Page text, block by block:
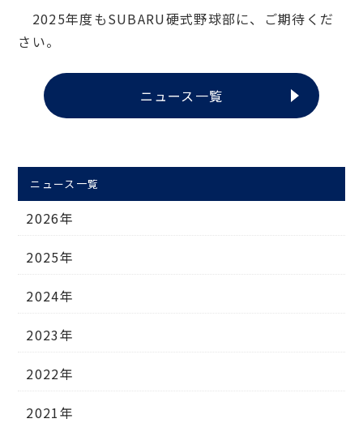
2025年度もSUBARU硬式野球部に、ご期待くだ
さい。
ニュース一覧
ニュース一覧
2026年
2025年
2024年
2023年
2022年
2021年